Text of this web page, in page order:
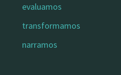
evaluamos
transformamos
narramos